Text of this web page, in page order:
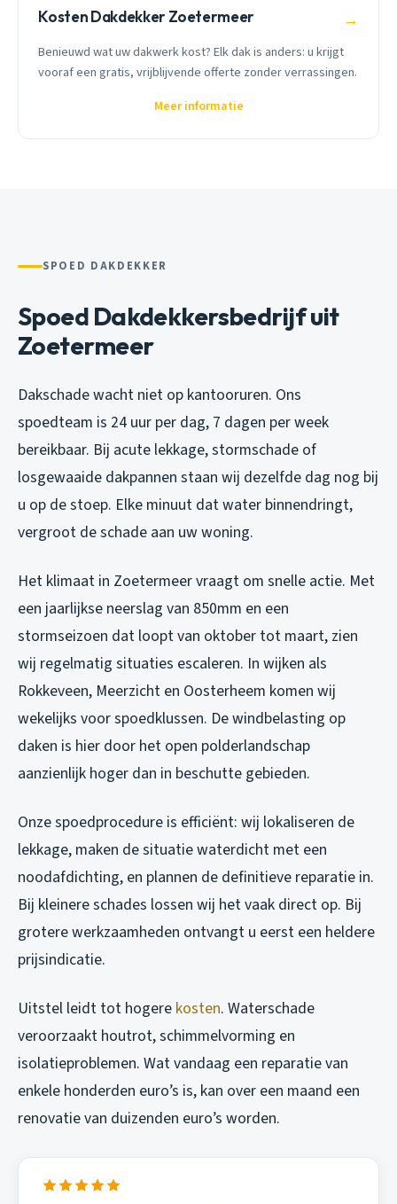
Kosten Dakdekker Zoetermeer →
Benieuwd wat uw dakwerk kost? Elk dak is anders: u krijgt
vooraf een gratis, vrijblijvende offerte zonder verrassingen.
Meer informatie
SPOED DAKDEKKER
Spoed Dakdekkersbedrijf uit
Zoetermeer
Dakschade wacht niet op kantooruren. Ons
spoedteam is 24 uur per dag, 7 dagen per week
bereikbaar. Bij acute lekkage, stormschade of
losgewaaide dakpannen staan wij dezelfde dag nog bij
u op de stoep. Elke minuut dat water binnendringt,
vergroot de schade aan uw woning.
Het klimaat in Zoetermeer vraagt om snelle actie. Met
een jaarlijkse neerslag van 850mm en een
stormseizoen dat loopt van oktober tot maart, zien
wij regelmatig situaties escaleren. In wijken als
Rokkeveen, Meerzicht en Oosterheem komen wij
wekelijks voor spoedklussen. De windbelasting op
daken is hier door het open polderlandschap
aanzienlijk hoger dan in beschutte gebieden.
Onze spoedprocedure is efficiënt: wij lokaliseren de
lekkage, maken de situatie waterdicht met een
noodafdichting, en plannen de definitieve reparatie in.
Bij kleinere schades lossen wij het vaak direct op. Bij
grotere werkzaamheden ontvangt u eerst een heldere
prijsindicatie.
Uitstel leidt tot hogere kosten. Waterschade
veroorzaakt houtrot, schimmelvorming en
isolatieproblemen. Wat vandaag een reparatie van
enkele honderden euro’s is, kan over een maand een
renovatie van duizenden euro’s worden.